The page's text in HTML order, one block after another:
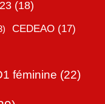
(18)
CEDEAO (17)
féminine (22)